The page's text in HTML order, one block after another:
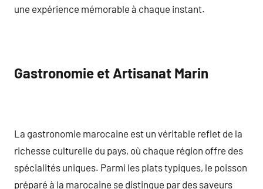
une expérience mémorable à chaque instant.
Gastronomie et Artisanat Marin
La gastronomie marocaine est un véritable reflet de la
richesse culturelle du pays, où chaque région offre des
spécialités uniques. Parmi les plats typiques, le poisson
préparé à la marocaine se distingue par des saveurs